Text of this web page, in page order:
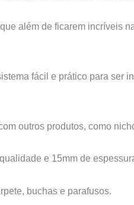
além de ficarem incríveis
fácil e prático para ser
outros produtos, como
e 15mm de
buchas e parafusos.